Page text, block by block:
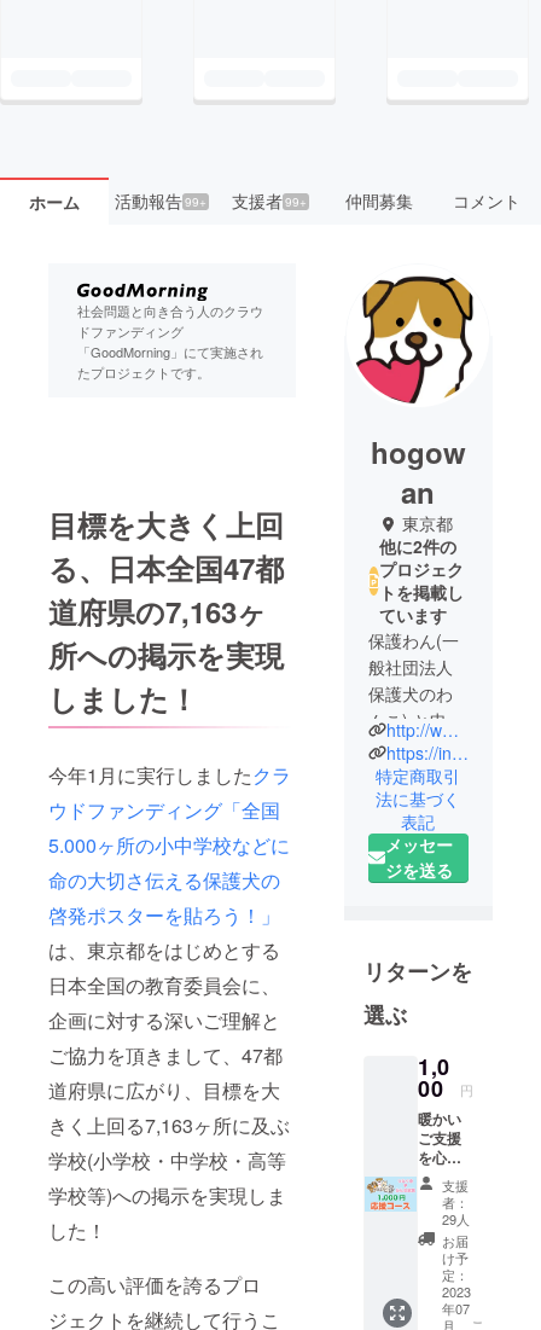
ホーム 活動報告99+ 支援者99+ 仲間募集 コメント
社会問題と向き合う人のクラウ
ドファンディング
「GoodMorning」にて実施され
たプロジェクトです。
目標を大きく上回
る、日本全国47都
道府県の7,163ヶ
所への掲示を実現
しました！
今年1月に実行しましたクラ
ウドファンディング「全国
5.000ヶ所の小中学校などに
命の大切さ伝える保護犬の
啓発ポスターを貼ろう！」
は、東京都をはじめとする
日本全国の教育委員会に、
企画に対する深いご理解と
ご協力を頂きまして、47都
道府県に広がり、目標を大
きく上回る7,163ヶ所に及ぶ
学校(小学校・中学校・高等
学校等)への掲示を実現しま
した！
この高い評価を誇るプロ
ジェクトを継続して行うこ
hogow
an
東京都
他に2件の
プロジェク
トを掲載し
ています
保護わん(一
般社団法人
保護犬のわ
んこ) と申し
ます。
私たちは
「犬を飼う
第1選択肢を
保護犬
に！」を
いる保護犬
の啓発団体
です。
http://www.bbtv.jp
https://instagram.com/hogoken_wanko
特定商取引
法に基づく
表記
メッセー
ジを送る
リターンを
選ぶ
1,0
00 円
暖かい
ご支援
を心か
ら感謝
いたし
ます！
ご支援
の全て
をポス
ターの
製作と
支援
者：
29人
お届
け予
定：
2023
年07
月
こ